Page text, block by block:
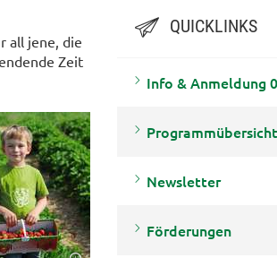
all jene, die
Zeit
QUICKLINKS
Info & Anmeldung
Programmübersicht
Newsletter
Förderungen